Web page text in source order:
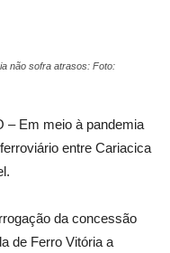
não sofra atrasos: Foto:
– Em meio à pandemia
entre Cariacica
da concessão
de Ferro Vitória a